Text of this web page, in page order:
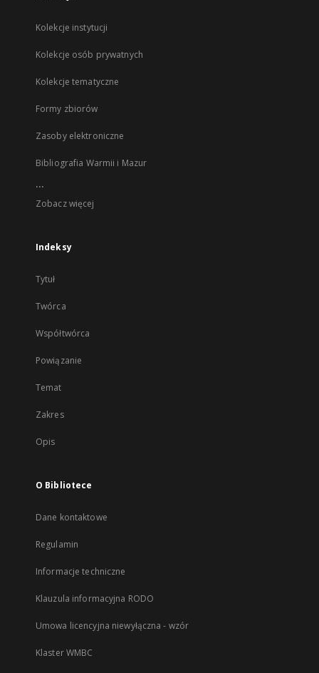
Kolekcje instytucji
Kolekcje osób prywatnych
Kolekcje tematyczne
Formy zbiorów
Zasoby elektroniczne
Bibliografia Warmii i Mazur
...
Zobacz więcej
Indeksy
Tytuł
Twórca
Współtwórca
Powiązanie
Temat
Zakres
Opis
O Bibliotece
Dane kontaktowe
Regulamin
Informacje techniczne
Klauzula informacyjna RODO
Umowa licencyjna niewyłączna - wzór
Klaster WMBC